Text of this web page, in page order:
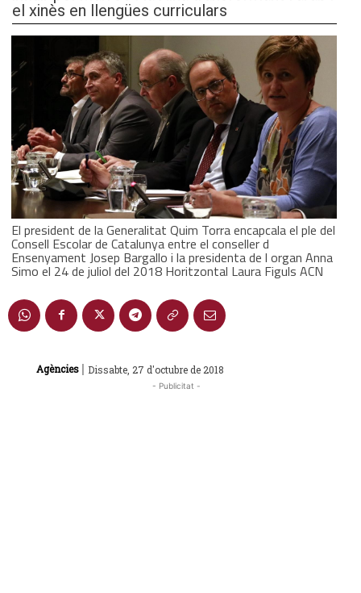
el xinès en llengües curriculars
El president de la Generalitat Quim Torra encapcala el ple del
Consell Escolar de Catalunya entre el conseller d
Ensenyament Josep Bargallo i la presidenta de l organ Anna
Simo el 24 de juliol del 2018 Horitzontal Laura Figuls ACN
Agències | Dissabte, 27 d'octubre de 2018
- Publicitat -